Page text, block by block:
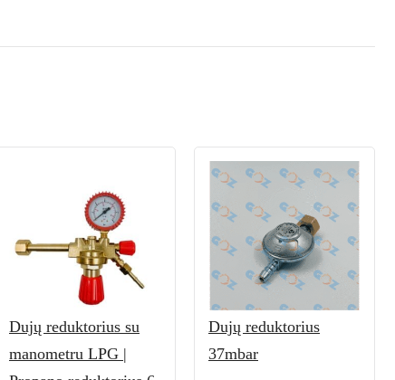
Dujų reduktorius su
manometru LPG |
Dujų reduktorius
37mbar